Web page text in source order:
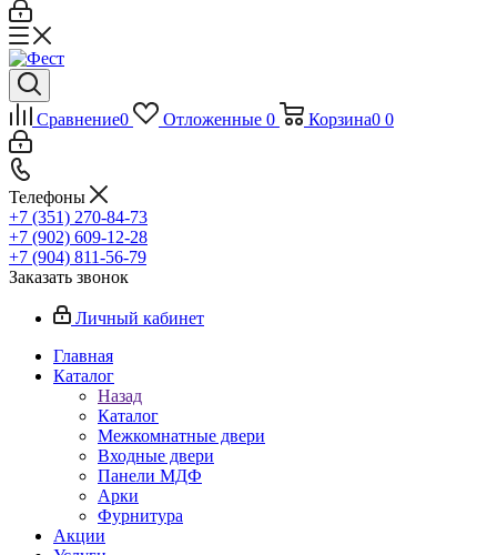
Сравнение0 Отложенные 0 Корзина0 0
Телефоны
+7 (351) 270-84-73
+7 (902) 609-12-28
+7 (904) 811-56-79
Заказать звонок
Личный кабинет
Главная
Каталог
Назад
Каталог
Межкомнатные двери
Входные двери
Панели МДФ
Арки
Фурнитура
Акции